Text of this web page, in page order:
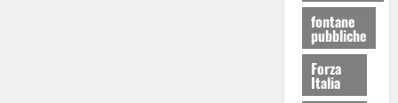
fontane
pubbliche
Forza
Italia